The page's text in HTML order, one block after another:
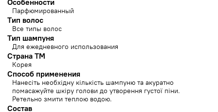
Особенности
Парфюмированный
Тип волос
Все типы волос
Тип шампуня
Для ежедневного использования
Страна ТМ
Корея
Способ применения
Нанесіть необхідну кількість шампуню та акуратно
помасажуйте шкіру голови до утворення густої піни.
Ретельно змити теплою водою.
Состав